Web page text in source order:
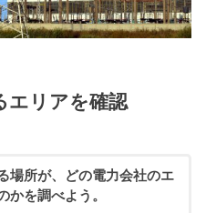
エリアを確認
場所が、どの電力会社のエ
かを調べよう。